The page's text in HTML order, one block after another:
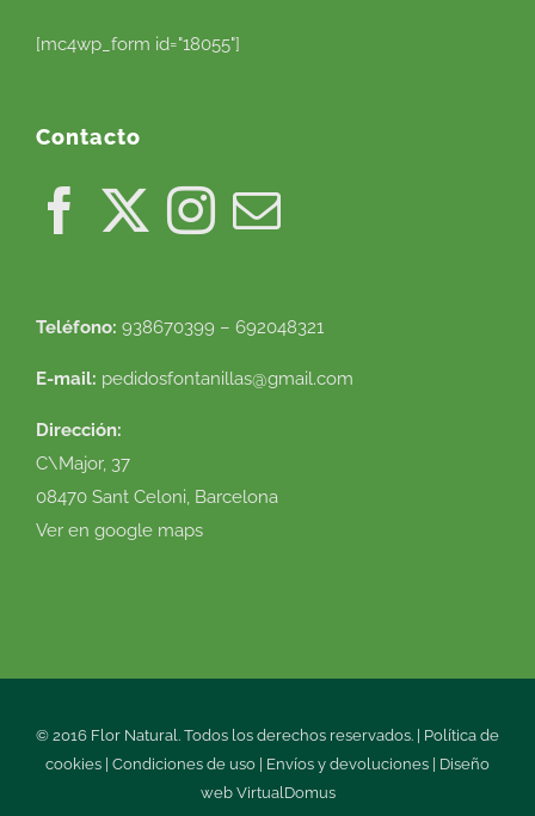
[mc4wp_form id="18055"]
Contacto
Teléfono: 938670399 – 692048321
E-mail: pedidosfontanillas@gmail.com
Dirección:
C\Major, 37
08470 Sant Celoni, Barcelona
Ver en google maps
© 2016 Flor Natural. Todos los derechos reservados. | Política de
cookies | Condiciones de uso | Envíos y devoluciones | Diseño
web VirtualDomus